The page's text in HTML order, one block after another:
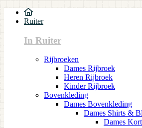
Ruiter
In Ruiter
Rijbroeken
Dames Rijbroek
Heren Rijbroek
Kinder Rijbroek
Bovenkleding
Dames Bovenkleding
Dames Shirts &
Dames